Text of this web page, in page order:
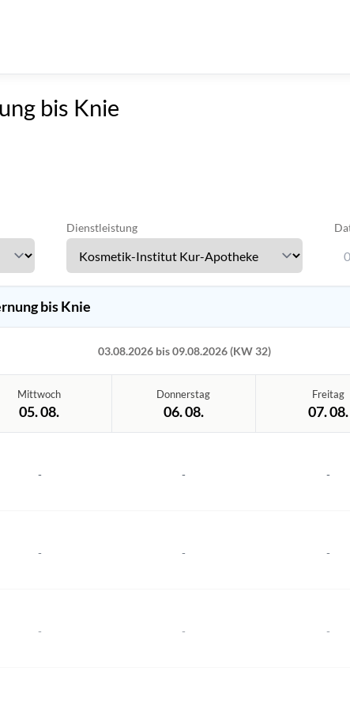
bis Knie
Dienstleistung
bis Knie
03.08.2026 bis 09.08.2026 (KW 32)
Mittwoch
05. 08.
Donnerstag
06. 08.
Freitag
07. 08.
- - -
- - -
- - -